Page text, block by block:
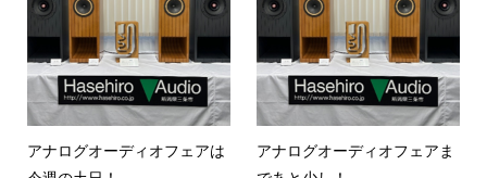
アナログオーディオフェアは
アナログオーディオフェアま